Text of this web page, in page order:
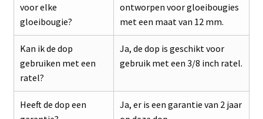
voor elke
gloeibougie?
ontworpen voor gloeibougies
met een maat van 12 mm.
Kan ik de dop
gebruiken met een
ratel?
Ja, de dop is geschikt voor
gebruik met een 3/8 inch ratel.
Heeft de dop een
Ja, er is een garantie van 2 jaar